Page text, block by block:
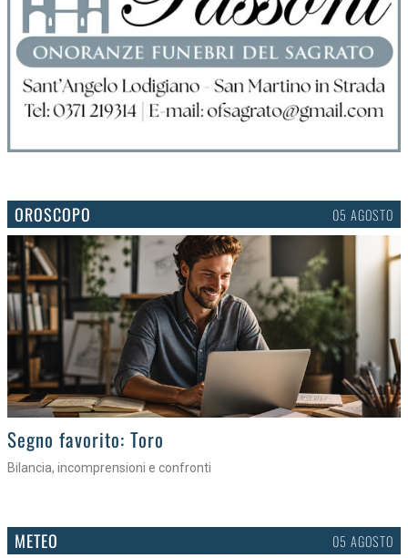
OROSCOPO 05 AGOSTO
>
Segno favorito: Toro
Bilancia, incomprensioni e confronti
METEO 05 AGOSTO